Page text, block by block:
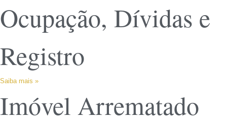
Ocupação, Dívidas e
Registro
Saiba mais »
Imóvel Arrematado